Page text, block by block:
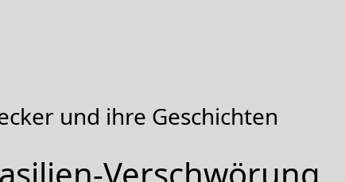
und ihre Geschichten